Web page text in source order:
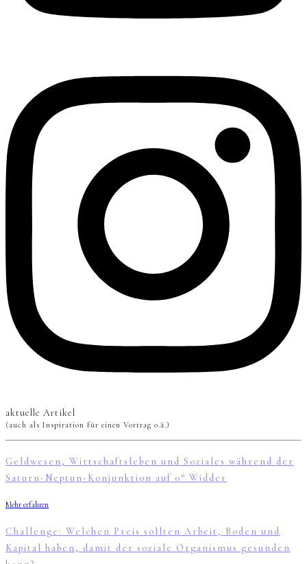
aktuelle Artikel
(auch als Inspiration für einen Vortrag o.ä.)
Geldwesen, Wirtschaftsleben und Soziales während der
Saturn-Neptun-Konjunktion auf 0° Widder
Mehr erfahren
Challenge: Welchen Preis sollten Arbeit, Boden und
Kapital haben, damit der soziale Organismus gesunden